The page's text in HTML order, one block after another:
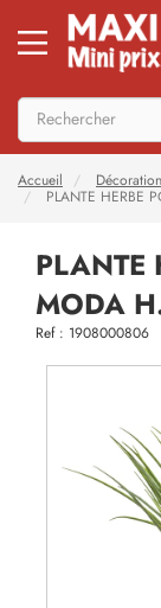
Accueil Décoration
PLANTE HERBE
PLANTE
MODA
Ref : 1908000806